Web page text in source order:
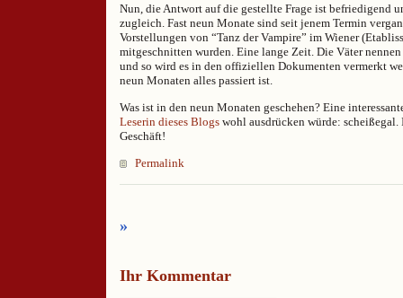
Nun, die Antwort auf die gestellte Frage ist befriedigend
zugleich. Fast neun Monate sind seit jenem Termin
Vorstellungen von “Tanz der Vampire” im Wiener
mitgeschnitten wurden. Eine lange Zeit. Die Väter
und so wird es in den offiziellen Dokumenten vermerkt
neun Monaten alles passiert ist.
Was ist in den neun Monaten geschehen? Eine
Leserin dieses Blogs wohl ausdrücken würde: scheißegal.
Geschäft!
Permalink
»
Ihr Kommentar